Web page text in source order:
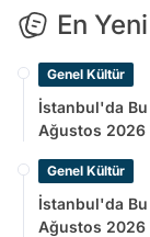
En
Genel Kültür
İstanbul'da
Ağustos 2026
Genel Kültür
İstanbul'da
Ağustos 2026